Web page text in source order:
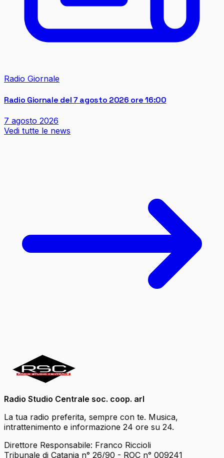
Radio Giornale
Radio Giornale del 7 agosto 2026 ore 16:00
7 agosto 2026
Vedi tutte le news
Radio Studio Centrale soc. coop. arl
La tua radio preferita, sempre con te. Musica,
intrattenimento e informazione 24 ore su 24.
Direttore Responsabile: Franco Riccioli
Tribunale di Catania n° 26/90 - ROC n° 009241